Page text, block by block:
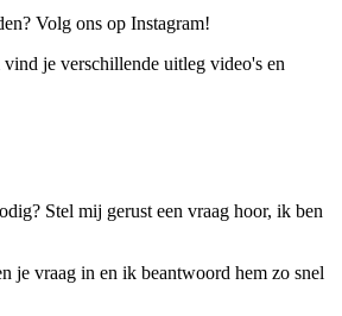
Volg ons op Instagram!
je verschillende uitleg video's en
Stel mij gerust een vraag hoor, ik ben
je vraag in en ik beantwoord hem zo snel